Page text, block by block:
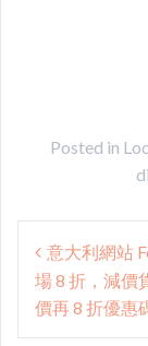
Posted in
Post
意大利網站
場 8 折，減價
價再 8 折優惠